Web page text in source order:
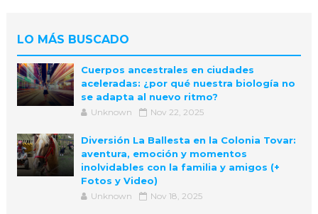
LO MÁS BUSCADO
Cuerpos ancestrales en ciudades
aceleradas: ¿por qué nuestra biología no
se adapta al nuevo ritmo?
Unknown Nov 22, 2025
Diversión La Ballesta en la Colonia Tovar:
aventura, emoción y momentos
inolvidables con la familia y amigos (+
Fotos y Video)
Unknown Nov 18, 2025